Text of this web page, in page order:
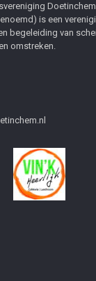
is een
begeleiding van
omstreken.